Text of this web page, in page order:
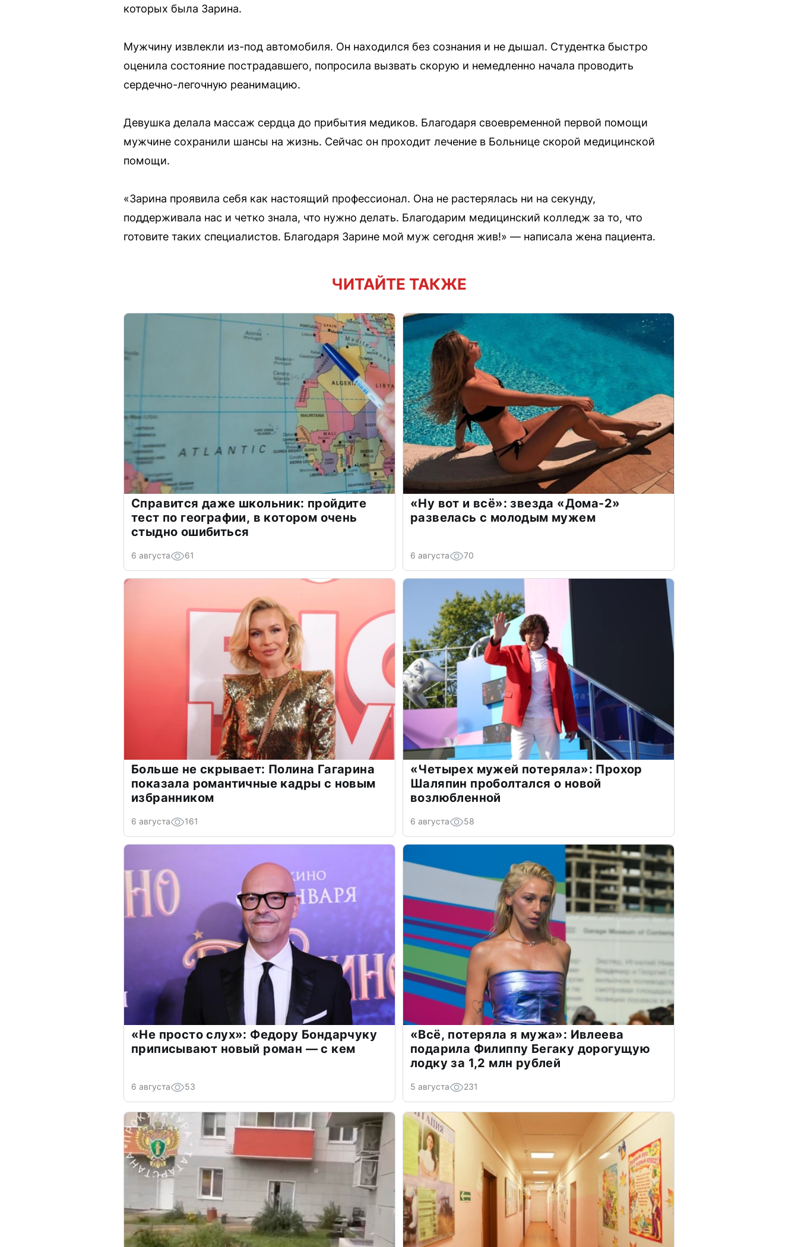
которых была Зарина.
Мужчину извлекли из-под автомобиля. Он находился без сознания и не дышал. Студентка быстро
оценила состояние пострадавшего, попросила вызвать скорую и немедленно начала проводить
сердечно-легочную реанимацию.
Девушка делала массаж сердца до прибытия медиков. Благодаря своевременной первой помощи
мужчине сохранили шансы на жизнь. Сейчас он проходит лечение в Больнице скорой медицинской
помощи.
«Зарина проявила себя как настоящий профессионал. Она не растерялась ни на секунду,
поддерживала нас и четко знала, что нужно делать. Благодарим медицинский колледж за то, что
готовите таких специалистов. Благодаря Зарине мой муж сегодня жив!» — написала жена пациента.
ЧИТАЙТЕ ТАКЖЕ
Справится даже школьник: пройдите
тест по географии, в котором очень
стыдно ошибиться
6 августа 61
«Ну вот и всё»: звезда «Дома-2»
развелась с молодым мужем
6 августа 70
Больше не скрывает: Полина Гагарина
показала романтичные кадры с новым
избранником
6 августа 161
«Четырех мужей потеряла»: Прохор
Шаляпин проболтался о новой
возлюбленной
6 августа 58
«Не просто слух»: Федору Бондарчуку
приписывают новый роман — с кем
6 августа 53
«Всё, потеряла я мужа»: Ивлеева
подарила Филиппу Бегаку дорогущую
лодку за 1,2 млн рублей
5 августа 231